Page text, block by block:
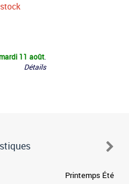
11 août
Détails
Printemps Été